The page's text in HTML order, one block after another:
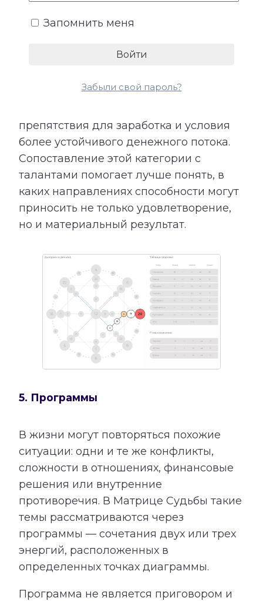
возможности.
показывает подходящие направления
для успеха, возможные причины
препятствия для заработка и условия
более устойчивого денежного потока.
Сопоставление этой категории с
талантами помогает лучше понять, в
каких направлениях способности могут
приносить не только удовлетворение,
но и материальный результат.
5. Программы
В жизни могут повторяться похожие
ситуации: одни и те же конфликты,
сложности в отношениях, финансовые
решения или внутренние
противоречия. В Матрице Судьбы такие
темы рассматриваются через
программы — сочетания двух или трех
энергий, расположенных в
определенных точках диаграммы.
Программа не является приговором и
Запомнить меня
Забыли свой пароль?